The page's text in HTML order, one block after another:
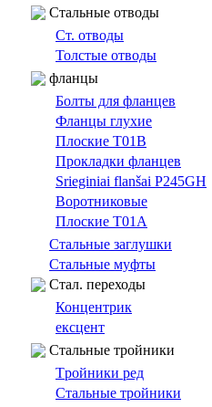
Cтальные oтводы
Ст. отводы
Толстые oтводы
фланцы
Болты для фланцев
Фланцы глухие
Плоские T01B
Прокладки фланцев
Srieginiai flanšai P245GH
Bоротниковыe
Плоские T01A
Cтальные заглушки
Стальные муфты
Cтал. переходы
Концентрик
ексцент
Стальные тройники
Tройники ред
Стальные тройники